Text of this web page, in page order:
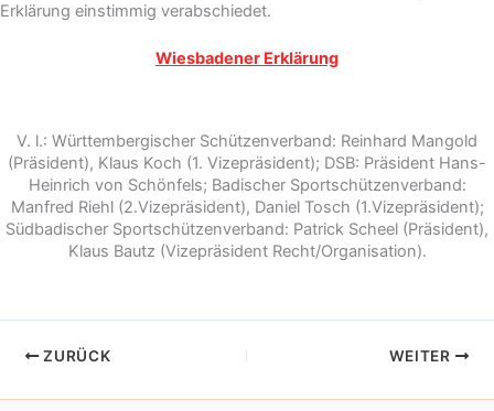
Erklärung einstimmig verabschiedet.
Wiesbadener Erklärung
V. l.: Württembergischer Schützenverband: Reinhard Mangold
(Präsident), Klaus Koch (1. Vizepräsident); DSB: Präsident Hans-
Heinrich von Schönfels; Badischer Sportschützenverband:
Manfred Riehl (2.Vizepräsident), Daniel Tosch (1.Vizepräsident);
Südbadischer Sportschützenverband: Patrick Scheel (Präsident),
Klaus Bautz (Vizepräsident Recht/Organisation).
ZURÜCK WEITER